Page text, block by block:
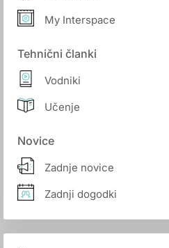
My Interspace
Tehnični članki
Vodniki
Učenje
Novice
Zadnje novice
Zadnji dogodki